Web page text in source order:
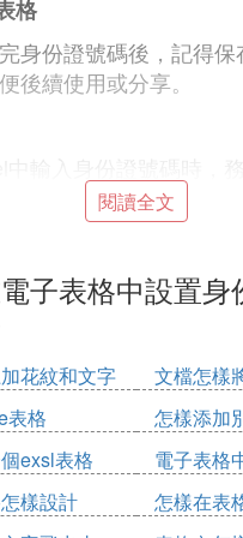
格
身份證號碼後，記得
後續使用或分享。
置為文本。
擊單元格並選擇「設置單
式後，即可直接輸入身
顯示。
設置excel表格自
中設置自動核對身份
進行操作：
格：
閱讀全文
子表格中設置身
花紋和文字
文檔怎樣
起
表格
怎樣添加
exsl表格
電子表格
樣設計
怎樣在表
年齡